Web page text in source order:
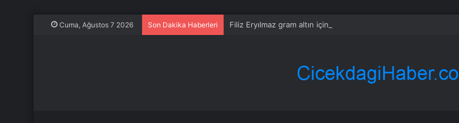
Cuma, Ağustos 7 2026 Son Dakika Haberleri Filiz Eryılmaz gram altın için rakam verdi: Yarın akşama işaret etti